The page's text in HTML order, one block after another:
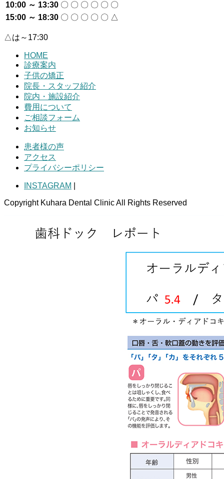
10:00 ～ 13:30 〇 〇 〇 〇 〇 〇
15:00 ～ 18:30 〇 〇 〇 〇 〇 △
△は～17:30
HOME
診療案内
子供の矯正
院長・スタッフ紹介
院内・施設紹介
費用について
ご相談フォーム
お知らせ
患者様の声
アクセス
プライバシーポリシー
INSTAGRAM
Copyright Kuhara Dental Clinic All Rights Reserved